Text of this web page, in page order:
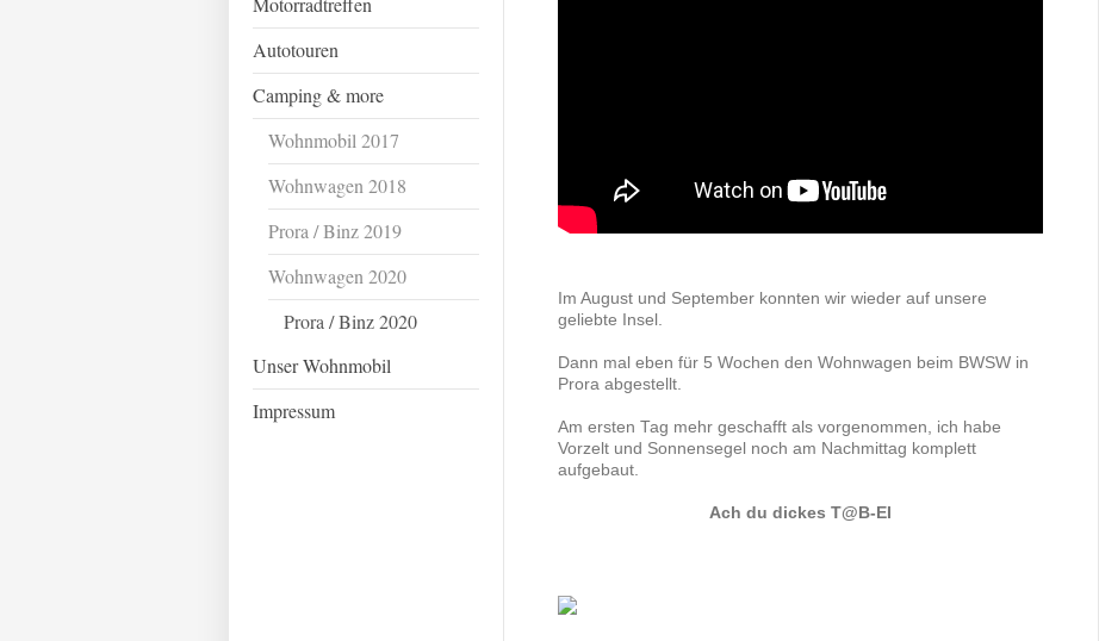
Autotouren
Camping & more
Wohnmobil 2017
Wohnwagen 2018
Prora / Binz 2019
Wohnwagen 2020
Prora / Binz 2020
Unser Wohnmobil
Impressum
Im August und September konnten wir wieder auf unsere
geliebte Insel.
Dann mal eben für 5 Wochen den Wohnwagen beim BWSW in
Prora abgestellt.
Am ersten Tag mehr geschafft als vorgenommen, ich habe
Vorzelt und Sonnensegel noch am Nachmittag komplett
aufgebaut.
Ach du dickes T@B-EI